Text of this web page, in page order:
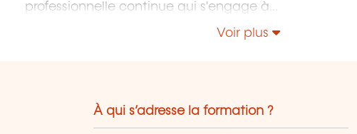
professionnelle continue qui s'engage à
et à l'attractivité du Luxembourg en
Voir plus
À qui s’adresse la formation ?